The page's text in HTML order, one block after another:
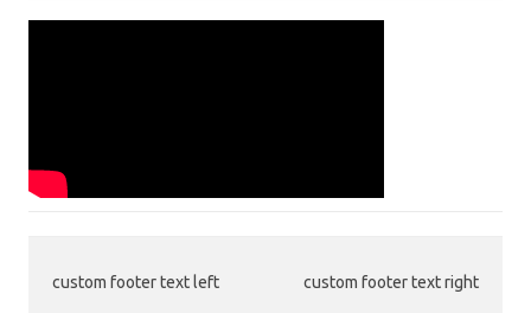
custom footer text left custom footer text right